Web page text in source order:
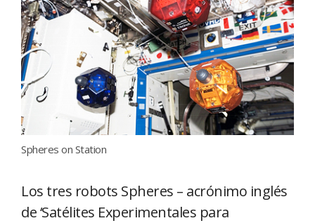
Spheres on Station
Los tres robots Spheres – acrónimo inglés
de ‘Satélites Experimentales para